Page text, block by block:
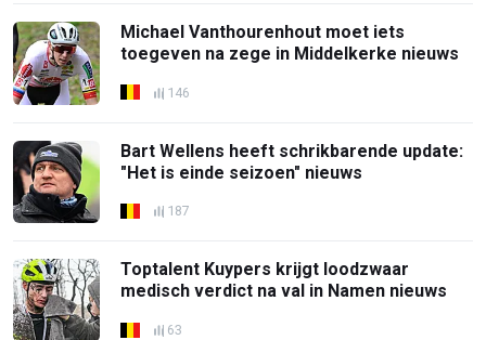
Michael Vanthourenhout moet iets
toegeven na zege in Middelkerke nieuws
146
Bart Wellens heeft schrikbarende update:
"Het is einde seizoen" nieuws
187
Toptalent Kuypers krijgt loodzwaar
medisch verdict na val in Namen nieuws
63